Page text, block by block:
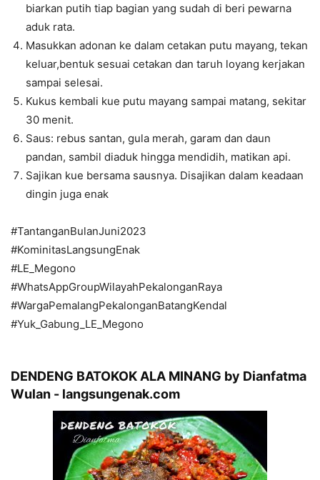
biarkan putih tiap bagian yang sudah di beri pewarna
aduk rata.
Masukkan adonan ke dalam cetakan putu mayang, tekan
keluar,bentuk sesuai cetakan dan taruh loyang kerjakan
sampai selesai.
Kukus kembali kue putu mayang sampai matang, sekitar
30 menit.
Saus: rebus santan, gula merah, garam dan daun
pandan, sambil diaduk hingga mendidih, matikan api.
Sajikan kue bersama sausnya. Disajikan dalam keadaan
dingin juga enak
#TantanganBulanJuni2023
#KominitasLangsungEnak
#LE_Megono
#WhatsAppGroupWilayahPekalonganRaya
#WargaPemalangPekalonganBatangKendal
#Yuk_Gabung_LE_Megono
DENDENG BATOKOK ALA MINANG by Dianfatma
Wulan - langsungenak.com